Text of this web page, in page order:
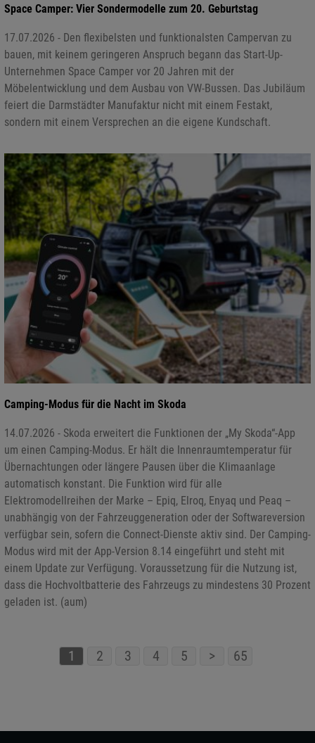
Space Camper: Vier Sondermodelle zum 20. Geburtstag
17.07.2026 - Den flexibelsten und funktionalsten Campervan zu
bauen, mit keinem geringeren Anspruch begann das Start-Up-
Unternehmen Space Camper vor 20 Jahren mit der
Möbelentwicklung und dem Ausbau von VW-Bussen. Das Jubiläum
feiert die Darmstädter Manufaktur nicht mit einem Festakt,
sondern mit einem Versprechen an die eigene Kundschaft.
Camping-Modus für die Nacht im Skoda
14.07.2026 - Skoda erweitert die Funktionen der „My Skoda“-App
um einen Camping-Modus. Er hält die Innenraumtemperatur für
Übernachtungen oder längere Pausen über die Klimaanlage
automatisch konstant. Die Funktion wird für alle
Elektromodellreihen der Marke – Epiq, Elroq, Enyaq und Peaq –
unabhängig von der Fahrzeuggeneration oder der Softwareversion
verfügbar sein, sofern die Connect-Dienste aktiv sind. Der Camping-
Modus wird mit der App-Version 8.14 eingeführt und steht mit
einem Update zur Verfügung. Voraussetzung für die Nutzung ist,
dass die Hochvoltbatterie des Fahrzeugs zu mindestens 30 Prozent
geladen ist. (aum)
1 2 3 4 5 > 65